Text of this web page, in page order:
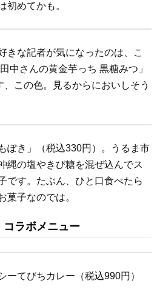
初めてかも。
きな記者が気になったのは、こ
中さんの黄金芋っち 黒糖みつ」
、この色。見るからにおいしそう
ぽき」（税込330円）。うるま市
縄の塩やきび糖を混ぜ込んでス
です。たぶん、ひと口食べたら
菓子なのでは。
ラボメニュー
ーてびちカレー（税込990円）